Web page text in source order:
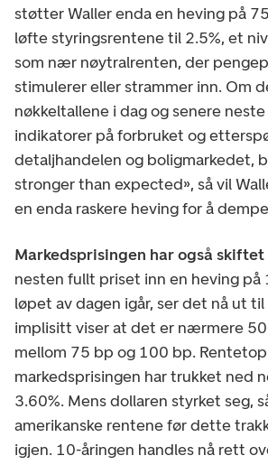
støtter Waller enda en heving på
løfte styringsrentene til 2.5%, et
som nær nøytralrenten, der
stimulerer eller strammer inn. Om
nøkkeltallene i dag og senere
indikatorer på forbruket og
detaljhandelen og boligmarkedet,
stronger than expected», så vil
en enda raskere heving for å
Markedsprisingen har også skiftet
nesten fullt priset inn en heving på
løpet av dagen igår, ser det nå ut
implisitt viser at det er nærmere
mellom 75 bp og 100 bp.
markedsprisingen har trukket ned
3.60%. Mens dollaren styrket seg,
amerikanske rentene før dette
igjen. 10-åringen handles nå rett